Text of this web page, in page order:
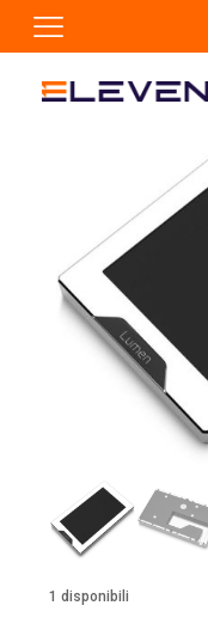
1 disponibili